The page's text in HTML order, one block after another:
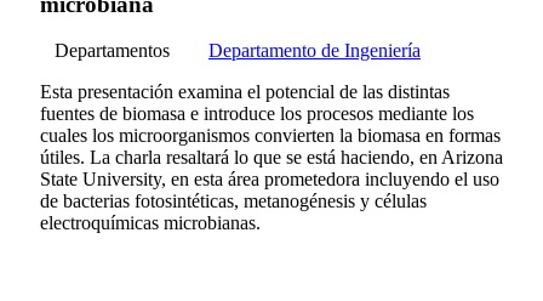
Departamentos
Departamento de Ingeniería
Esta presentación examina el potencial de las distintas
fuentes de biomasa e introduce los procesos mediante los
cuales los microorganismos convierten la biomasa en formas
útiles. La charla resaltará lo que se está haciendo, en Arizona
State University, en esta área prometedora incluyendo el uso
de bacterias fotosintéticas, metanogénesis y células
electroquímicas microbianas.